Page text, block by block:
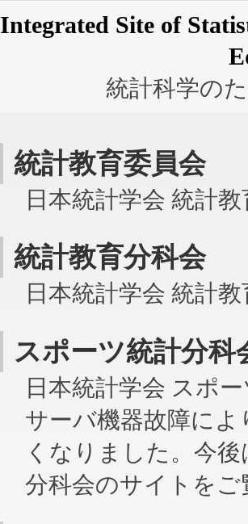
Integrated Site of
統計科学の
統計教育委員会
日本統計学会 統計
統計教育分科会
日本統計学会 統計
スポーツ統計分科
日本統計学会 スポ
サーバ機器故障に
くなりました。今
分科会のサイトを